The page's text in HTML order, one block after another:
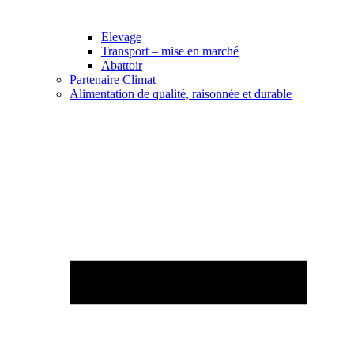
Elevage
Transport – mise en marché
Abattoir
Partenaire Climat
Alimentation de qualité, raisonnée et durable